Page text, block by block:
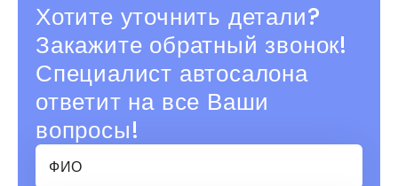
Хотите уточнить детали?
Закажите обратный звонок!
Специалист автосалона
ответит на все Ваши
вопросы!